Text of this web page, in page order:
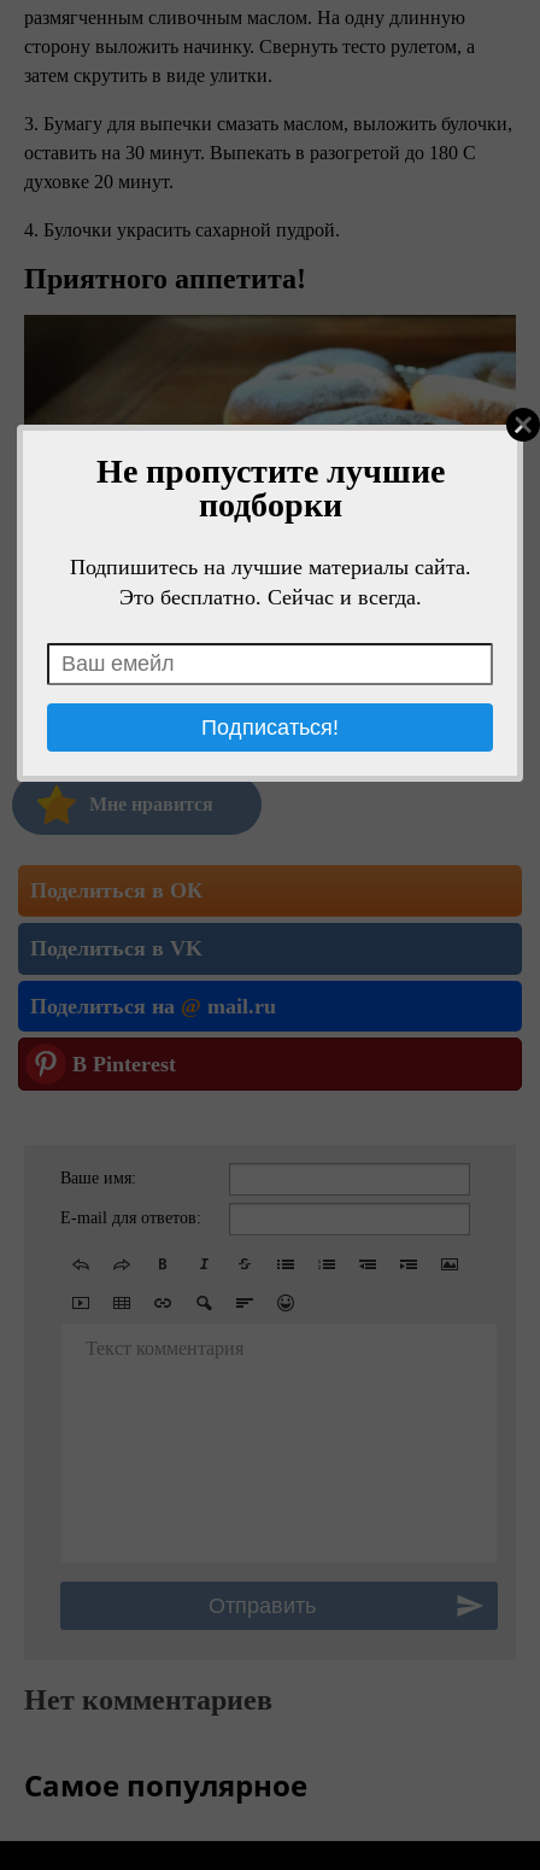
Не пропустите лучшие
подборки
Подпишитесь на лучшие материалы сайта.
Это бесплатно. Сейчас и всегда.
размягченным сливочным маслом. На одну длинную
сторону выложить начинку. Свернуть тесто рулетом, а
затем скрутить в виде улитки.
3. Бумагу для выпечки смазать маслом, выложить булочки,
оставить на 30 минут. Выпекать в разогретой до 180 C
духовке 20 минут.
4. Булочки украсить сахарной пудрой.
Приятного аппетита!
Мне нравится
Поделиться в ОК
Поделиться в VK
Поделиться на @ mail.ru
В Pinterest
Ваше имя:
E-mail для ответов:
Текст комментария
Нет комментариев
Самое популярное